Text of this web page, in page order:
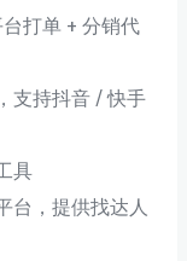
台打单 + 分销代
支持抖音 / 快手
具
台，提供找达人